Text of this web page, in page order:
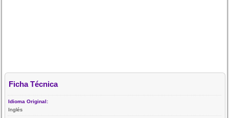
Ficha Técnica
Idioma Original:
Inglés